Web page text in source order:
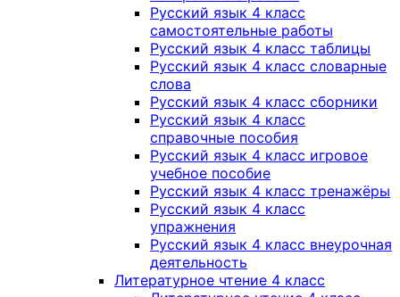
Русский язык 4 класс
самостоятельные работы
Русский язык 4 класс таблицы
Русский язык 4 класс словарные
слова
Русский язык 4 класс сборники
Русский язык 4 класс
справочные пособия
Русский язык 4 класс игровое
учебное пособие
Русский язык 4 класс тренажёры
Русский язык 4 класс
упражнения
Русский язык 4 класс внеурочная
деятельность
Литературное чтение 4 класс